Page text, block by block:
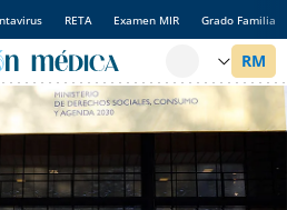
RETA Examen MIR Grado Familia